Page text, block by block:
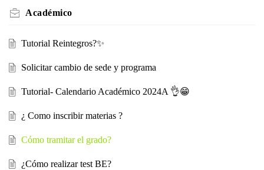
Académico
Tutorial Reintegros?✨
Solicitar cambio de sede y programa
Tutorial- Calendario Académico 2024A 👌😁
¿ Como inscribir materias ?
Cómo tramitar el grado?
¿Cómo realizar test BE?